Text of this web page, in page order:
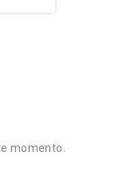
momento.